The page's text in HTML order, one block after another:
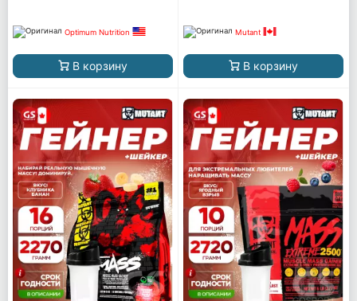
Optimum Nutrition
В корзину
Mutant
В корзину